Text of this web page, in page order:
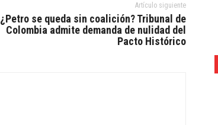
Artículo siguiente
¿Petro se queda sin coalición? Tribunal de
Colombia admite demanda de nulidad del
Pacto Histórico